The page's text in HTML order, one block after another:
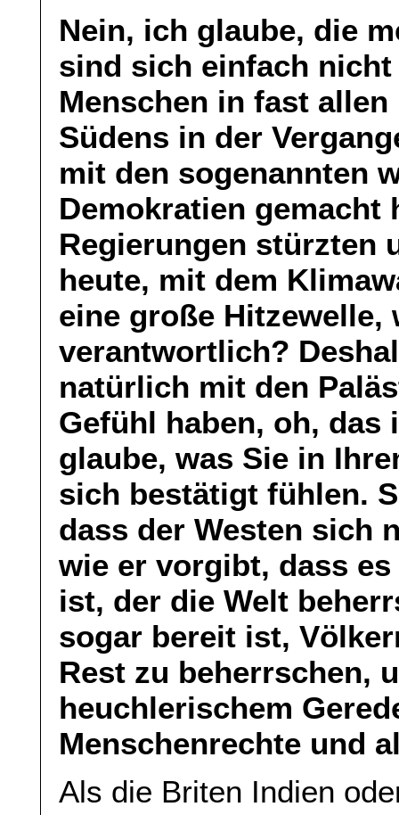
Nein, ich glaube, die
sind sich einfach
Menschen in fast
Südens in der
mit den sogenannten
Demokratien gemacht
Regierungen stürzten
heute, mit dem
eine große Hitzewelle,
verantwortlich?
natürlich mit den
Gefühl haben, oh,
glaube, was Sie in
sich bestätigt fühlen.
dass der Westen sich
wie er vorgibt, dass
ist, der die Welt
sogar bereit ist,
Rest zu beherrschen,
heuchlerischem
Menschenrechte und
Als die Briten Indien